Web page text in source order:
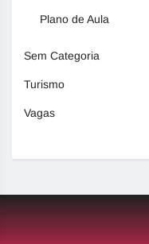
Plano de Aula
Sem Categoria
Turismo
Vagas